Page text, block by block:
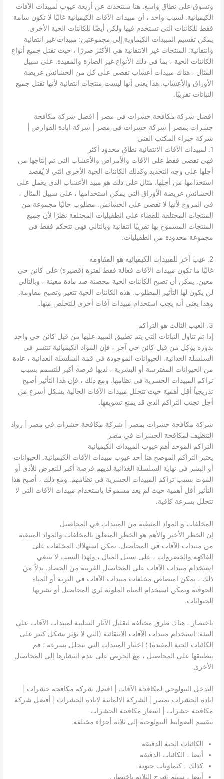
وتسوق على نطاق واسع. هنا سنتحدث عن أربعة عيوب لمبيدات الآفات
الكيميائية. لسبب واحد ، أن مبيدات الآفات الكيميائية غالبًا لا تكون سامة
فقط للكائنات التي تستخدم فيها ولكن أيضًا للكائنات الحية الأخرى.
يمكن تقسيم المبيدات الكيماوية إلى مجموعتين: مبيدات غير انتقائية
وانتقائية. المنتجات غير الانتقائية هي الأكثر ضررًا ، حيث تقتل جميع أنواع
الكائنات الحية ، بما في ذلك الأنواع غير الضارة والمفيدة. على سبيل
المثال ، هناك مبيدات أعشاب تقضي على كل من الحشائش عريضة
الأوراق والأعشاب. هذا يعني أنها ليست منتجات انتقائية لأنها تقتل جميع
النباتات تقريبًا.
افضل شركة مكافحة حشرات في مصر | افضل شركة مكافحة
حشرات بمصر | شركة حشرات في مصر | شركة ابادة القوارض |
شركة خبراء المكتب الفني
1. لمبيدات الآفات الانتقائية نطاق محدود أكثر
فهي تقضي فقط على الآفات والأمراض والأعشاب التي تم إنتاجها من
أجلها على وجه التحديد وكذلك الكائنات الحية الأخرى التي لا يُقصد
استخدامها من أجلها. مثال على ذلك هو مبيد الأعشاب الذي يعمل على
الحشائش عريضة الأوراق التي يمكن استخدامها ، على سبيل المثال ،
في المروج لأنها لا تقضي على الحشائش. مطلوب حاليًا مجموعة من
المنتجات المختلفة للقضاء على الطفيليات المختلفة نظرًا لأن جميع
المنتجات المسموح بها تقريبًا انتقائية وبالتالي فهي تتحكم فقط في
مجموعة محدودة من الطفيليات.
2. عيب آخر للمبيدات الكيميائية هو المقاومة
غالبًا ما تكون مبيدات الآفات فعالة فقط لفترة (قصيرة) على كائن حي
معين. يمكن أن تصبح الكائنات الحية محصنة ضد مادة معينة ، وبالتالي
لن يكون لها التأثير المطلوب. هذه الكائنات الحية تتغير وتصبح مقاومة.
وهذا يعني أنه يجب استخدام مبيدات آفات أخرى للتخلص منها.
3. العيب الثالث هو التراكم
إذا تم تناول النباتات التي يتم تطبيق المبيد عليها من قبل كائن حي واحد
بدوره يؤكل من قبل كائن حي آخر ، فإن المواد الكيميائية تنتشر في
السلسلة الغذائية. الحيوانات الموجودة في قمة السلسلة الغذائية ، عادة
من الحيوانات المفترسة أو البشرية ، لديها فرصة أكبر للتسمم بسبب
تراكم المبيدات الحشرية في نظامها. ومع ذلك ، فإن هذا التأثير أصبح
تدريجياً أقل أهمية حيث تتحلل مبيدات الآفات الحالية بشكل أسرع من
أجل تجنب التراكم الذي قد يمنع تسويقها.
شركة مكافحة حشرات بمصر | شركة مكافحة حشرات في مصر | رواد
التنظيف لمكافحة الحشرات في مصر
التراكم الموحد أهم عيوب المبيدات الكيميائية
يعتبر التراكم الموضح هنا أحد عيوب مبيدات الآفات الكيميائية. الحيوانات
أو البشر في نهاية السلسلة الغذائية لديهم فرصة أكبر للتعرض للأذى أو
الموت بسبب تراكم المبيدات الحشرية في نظامهم. ومع ذلك ، أصبح هذا
التأثير أقل أهمية حيث لم يعد مسموحًا باستخدام مبيدات الآفات التي لا
تتحلل بسرعة كافية.
المخلفات و المواد المتبقية من المبيدات في المحاصيل
إن الخطر الأخير والأهم هو الخطر المتعلق بالمخلفات والمواد المتبقية
من مبيدات الآفات في المحاصيل. يمكن استهلاك المخلفات على
الفاكهة والخضروات ، على سبيل المثال ، ولهذا السبب لا ينبغي
استخدام مبيدات الآفات على المحاصيل القريبة من الحصاد. بدلاً من
ذلك ، يمكن امتصاص مخلفات مبيدات الآفات في التربة أو المياه
الجوفية ويمكن استخدام المياه الملوثة لري المحاصيل أو تشربها
الحيوانات.
باختصار ، هناك طرق مختلفة لتقليل الآثار السلبية لمبيدات الآفات على
البيئة: استخدام مبيدات الآفات الانتقائية (التي لا تؤثر بشكل كبير على
الكائنات الحية المفيدة) ؛ اختيار المبيدات التي تتحلل بسرعة ؛ قم
بتطبيقها على المحاصيل ، مع الحرص على عدم انتشارها إلى المحاصيل
الأخرى.
التدخل البيولوجي لمكافحة الآفات | افضل شركة مكافحة حشرات |
ابادة الحشرات بمصر | الشركة الالمانية لابادة الحشرات | أفضل شركة
مكافحة حشرات | اسعار مكافحة الحشرات
تنقسم الضوابط البيولوجية إلى ثلاثة أجزاء مختلفة:
الكائنات الحية الدقيقة
أيضا ، الكائنات الدقيقة
كذلك ، كيماويات حيوية
أيضا ، سيتم شرح الثلاثة باختصار.